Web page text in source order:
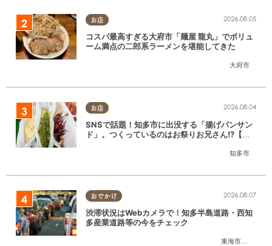
お店
大府市
2026.08.05
コスパ最高すぎる大府市「麺屋 龍丸」でボリュ
ーム満点の二郎系ラーメンを堪能してきた
お店
知多市
2026.08.04
SNSで話題！知多市に出没する「揚げパンサン
ド」。つくっているのはお祭りお兄さん!?【ち
おでかけ
東海市大府市
2026.08.07
渋滞状況はWebカメラで！知多半島道路・西知
多産業道路等の今をチェック